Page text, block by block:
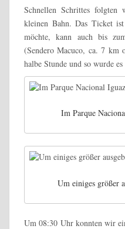
Schnellen Schrittes
kleinen Bahn. Das Ticket
möchte, kann auch bis
(Sendero Macuco, ca. 7 km
halbe Stunde und so wurde
Im Parque
Um einiges größer
Um 08:30 Uhr konnten wir